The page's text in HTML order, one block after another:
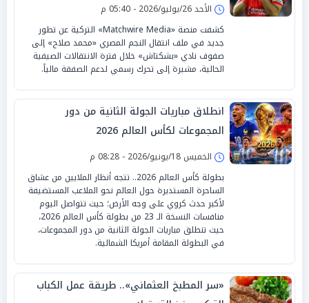
الأحد 26/يوليو/2026 - 05:40 م
كشفت منصة «Matchwire Media» التركية عن تطور
جديد في ملف انتقال النجم المصري «محمد صلاح» إلى
صفوف نادي «بشكتاش» خلال فترة الانتقالات الصيفية
الحالية، مشيرة إلى تحرك رسمي لدعم الصفقة مالياً.
انطلاق مباريات الجولة الثانية من دور
المجموعات لكأس العالم 2026
الخميس 18/يونيو/2026 - 08:28 م
بطولة كأس العالم 2026.. تتجه أنظار الملايين من عشاق
الساحرة المستديرة حول العالم نحو الملاعب المستضيفة
لأكبر حدث كروي على وجه الأرض؛ حيث تتواصل اليوم
منافسات النسخة الـ 23 من بطولة كأس العالم 2026،
حيث تنطلق مباريات الجولة الثانية من دور المجموعات،
في البطولة المقامة أمريكا الشمالية.
«سر المطبخ العثماني».. طريقة عمل الكباب